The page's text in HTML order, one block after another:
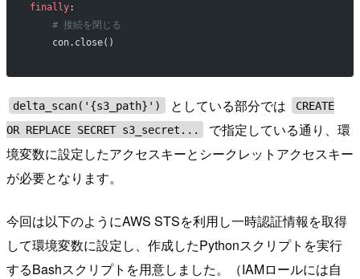
finally:
    # 接続を閉じる
    con.close()
delta_scan('{s3_path}') としている部分では
CREATE
OR REPLACE SECRET s3_secret...
で指定している通り、環
境変数に設定したアクセスキーとシークレットアクセスキー
が必要となります。
今回は以下のようにAWS STSを利用し一時認証情報を取得
して環境変数に設定し、作成したPythonスクリプトを実行
するBashスクリプトを用意しました。（IAMロールには自